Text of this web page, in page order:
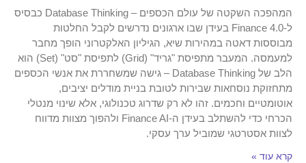
המהפכה השקטה של עולם הכספים – Database Thinking כבסיס
ל-Finance 4.0 בעידן שבו ארגונים נדרשים לקבל החלטות
מבוססות דאטה במהירות שיא, הגיליון האלקטרוני הופך מחבר
למעמסה. המעבר מתפיסת "גריד" (Grid) לתפיסת "סט" (Set) הוא
הלב של Database Thinking – גישה שמשחררת את אנשי הכספים
מתחזוקת נוסחאות שבירות לטובת בניית מודלים יציבים,
אוטומטיים וחכמים. זהו לא רק שדרוג טכנולוגי, אלא שינוי מנטלי
הכרחי כדי להשתלב בעידן ה-Finance AI ולהפוך מצוות מדווח
לצוות אסטרטגי שמוביל ערך עסקי.
קרא עוד »